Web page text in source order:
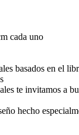
cada uno
basados en el
te invitamos a
hecho